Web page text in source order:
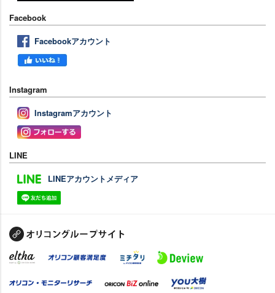
Facebook
Facebookアカウント
Instagram
Instagramアカウント
LINE
LINEアカウントメディア